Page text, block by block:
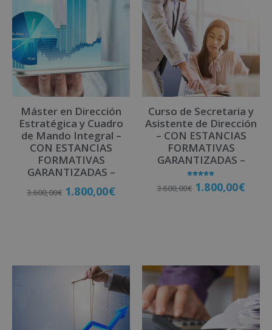
n
a
t
i
Máster en Dirección
Estratégica y Cuadro
de Mando Integral –
CON ESTANCIAS
FORMATIVAS
GARANTIZADAS –
3.600,00€ 1.800,00€
Curso de Secretaria y
Asistente de Dirección
– CON ESTANCIAS
FORMATIVAS
GARANTIZADAS –
con
5.00
3.600,00€ 1.800,00€